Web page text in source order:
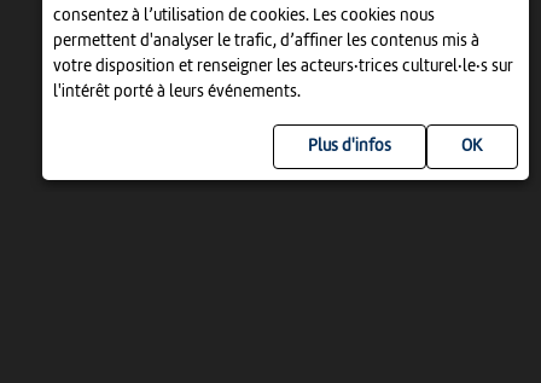
consentez à l’utilisation de cookies. Les cookies nous
permettent d'analyser le trafic, d’affiner les contenus mis à
votre disposition et renseigner les acteurs·trices culturel·le·s sur
l'intérêt porté à leurs événements.
Plus d'infos